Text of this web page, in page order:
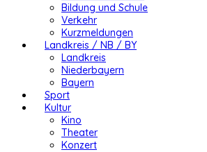
Bildung und Schule
Verkehr
Kurzmeldungen
Landkreis / NB / BY
Landkreis
Niederbayern
Bayern
Sport
Kultur
Kino
Theater
Konzert